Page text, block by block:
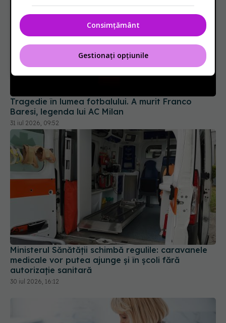
Tragedie în lumea fotbalului. A murit Franco
Baresi, legenda lui AC Milan
31 iul 2026, 09:52
Ministerul Sănătății schimbă regulile: caravanele
medicale vor putea ajunge și în școli fără
autorizație sanitară
30 iul 2026, 16:12
Consimțământ
Gestionați opțiunile